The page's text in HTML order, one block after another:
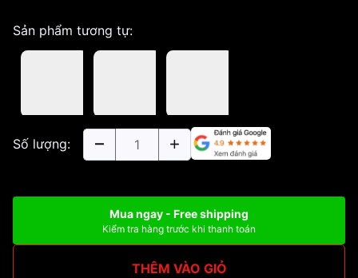
Sản phẩm tương tự:
Số lượng:
Mua ngay - Free shipping
Kiểm tra hàng trước khi thanh toán
THÊM VÀO GIỎ